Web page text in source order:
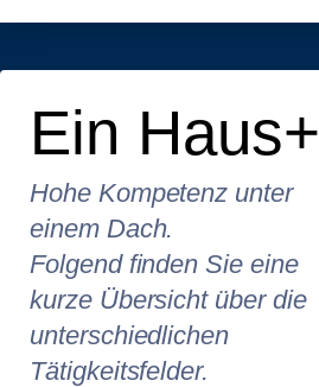
Ein Haus+
Hohe Kompetenz unter
einem Dach.
Folgend finden Sie eine
kurze Übersicht über die
unterschiedlichen
Tätigkeitsfelder.